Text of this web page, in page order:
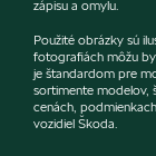
zápisu a omylu.
Použité obrázky sú
fotografiách môžu
je štandardom pre
sortimente modelov,
cenách,
vozidiel Škoda.